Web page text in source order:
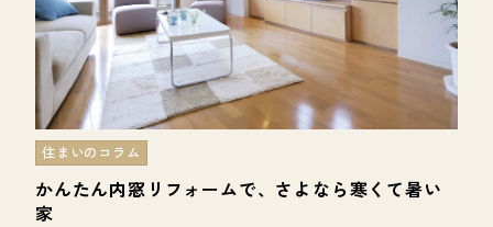
かんたん内窓リフォームで、さよなら寒くて暑い
家
住まいのコラム